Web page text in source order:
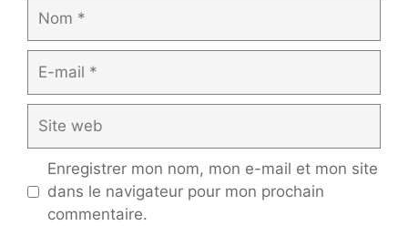
mail
web
Enregistrer mon nom, mon e-mail et mon site
dans le navigateur pour mon prochain
commentaire.